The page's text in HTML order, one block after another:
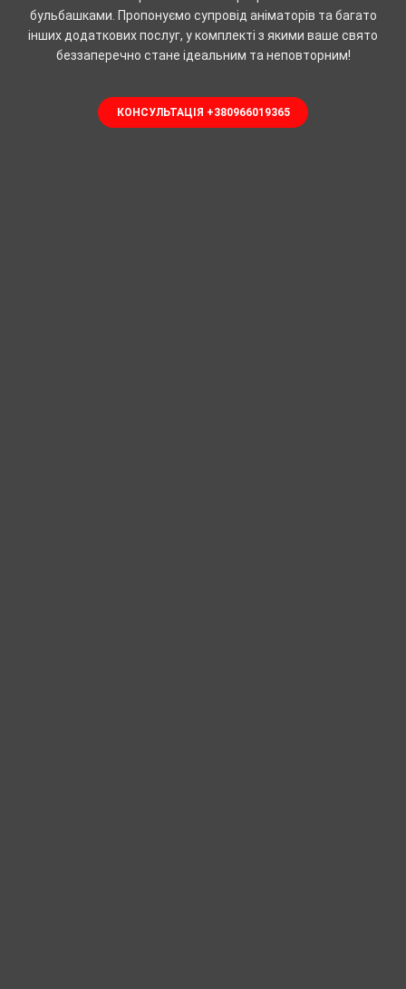
бульбашками. Пропонуємо супровід аніматорів та багато
інших додаткових послуг, у комплекті з якими ваше свято
беззаперечно стане ідеальним та неповторним!
КОНСУЛЬТАЦІЯ +380966019365